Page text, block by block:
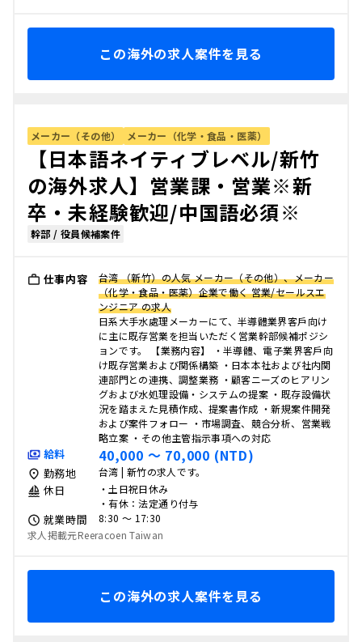
この海外の求人案件を見る
メーカー（その他） メーカー（化学・食品・医薬）
【日本語ネイティブレベル/新竹
の海外求人】営業課・営業※新
卒・未経験歓迎/中国語必須※
幹部 / 役員候補案件
仕事内容
台湾 （新竹）の人気 メーカー（その他）、メーカー
（化学・食品・医薬）企業で働く 営業/セールスエ
ンジニア の求人
日系大手水處理メーカーにて、半導體業界客戶向け
に主に既存営業を担当いただく営業幹部候補ポジシ
ョンです。 【業務内容】 ・半導體、電子業界客戶向
け既存営業および関係構築 ・日本本社および社内関
連部門との連携、調整業務 ・顧客ニーズのヒアリン
グおよび水処理設備・システムの提案 ・既存設備状
況を踏まえた見積作成、提案書作成 ・新規案件開発
および案件フォロー ・市場調査、競合分析、営業戦
略立案 ・その他主管指示事項への対応
給料 40,000 〜 70,000 (NTD)
勤務地 台湾 | 新竹の求人です。
休日
・土日祝日休み
・有休：法定通り付与
就業時間
8:30 〜 17:30
求人掲載元Reeracoen Taiwan
この海外の求人案件を見る